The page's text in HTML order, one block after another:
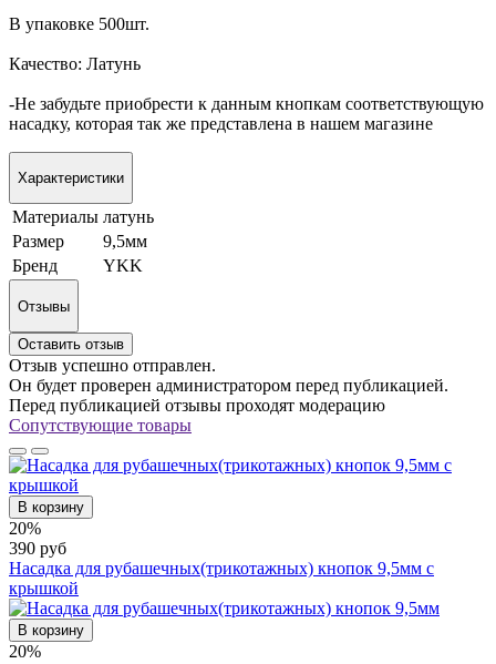
В упаковке 500шт.
Качество: Латунь
-Не забудьте приобрести к данным кнопкам соответствующую
насадку, которая так же представлена в нашем магазине
Характеристики
Материалы латунь
Размер
9,5мм
Бренд
YKK
Отзывы
Оставить отзыв
Отзыв успешно отправлен.
Он будет проверен администратором перед публикацией.
Перед публикацией отзывы проходят модерацию
Сопутствующие товары
В корзину
20%
390 руб
Насадка для рубашечных(трикотажных) кнопок 9,5мм с
крышкой
В корзину
20%